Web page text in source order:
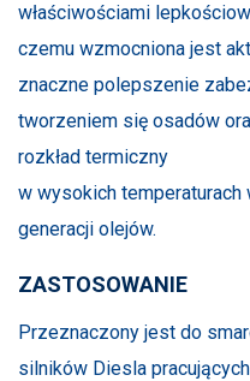
właściwościami
czemu wzmocniona jest
znaczne polepszenie
tworzeniem się osadów
rozkład termiczny
w wysokich
generacji olejów.
ZASTOSOWANIE
Przeznaczony jest do
silników Diesla